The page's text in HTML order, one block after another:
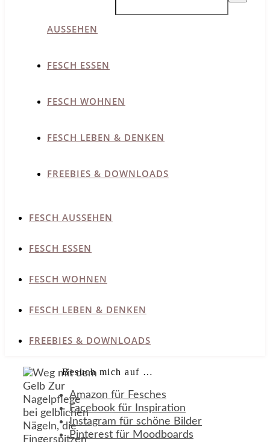
AUSSEHEN
FESCH ESSEN
FESCH WOHNEN
FESCH LEBEN & DENKEN
FREEBIES & DOWNLOADS
FESCH AUSSEHEN
FESCH ESSEN
FESCH WOHNEN
FESCH LEBEN & DENKEN
FREEBIES & DOWNLOADS
Besuch mich auf …
Amazon für Fesches
Facebook für Inspiration
Instagram für schöne Bilder
Pinterest für Moodboards